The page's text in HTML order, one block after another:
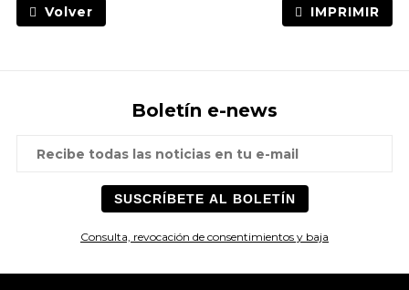
Volver IMPRIMIR
Boletín e-news
Consulta, revocación de consentimientos y baja